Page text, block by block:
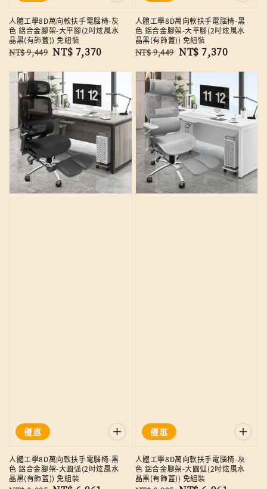
人體工學8D萬向軟扶手電腦椅-灰
色 鋁合金腳架-大平腳(2吋炫風水
晶黑(有飾蓋)) 免組裝
Regular
NT$ 9,449 Sale
NT$ 7,370
人體工學8D萬向軟扶手電腦椅-黑
色 鋁合金腳架-大平腳(2吋炫風水
晶黑(有飾蓋)) 免組裝
Regular
NT$ 9,449 Sale
NT$ 7,370
優惠
人體工學8D萬向軟扶手電腦椅-黑
色 鋁合金腳架-大圓弧(2吋炫風水
晶黑(有飾蓋)) 免組裝
優惠
人體工學8D萬向軟扶手電腦椅-灰
色 鋁合金腳架-大圓弧(2吋炫風水
晶黑(有飾蓋)) 免組裝